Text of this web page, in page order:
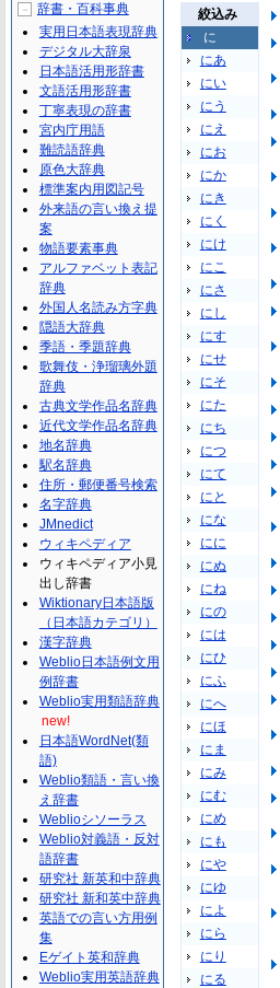
絞込み
に
にあ
にい
にう
にえ
にお
にか
にき
にく
にけ
にこ
にさ
にし
にす
にせ
にそ
にた
にち
につ
にて
にと
にな
にに
にぬ
にね
にの
には
にひ
にふ
にへ
にほ
にま
にみ
にむ
にめ
にも
にや
にゆ
によ
にら
にり
にる
－
辞書・百科事典
実用日本語表現辞典
デジタル大辞泉
日本語活用形辞書
文語活用形辞書
丁寧表現の辞書
宮内庁用語
難読語辞典
原色大辞典
標準案内用図記号
外来語の言い換え提
案
物語要素事典
アルファベット表記
辞典
外国人名読み方字典
隠語大辞典
季語・季題辞典
歌舞伎・浄瑠璃外題
辞典
古典文学作品名辞典
近代文学作品名辞典
地名辞典
駅名辞典
住所・郵便番号検索
名字辞典
JMnedict
ウィキペディア
ウィキペディア小見
出し辞書
Wiktionary日本語版
（日本語カテゴリ）
漢字辞典
Weblio日本語例文用
例辞書
Weblio実用類語辞典
new!
日本語WordNet(類
語)
Weblio類語・言い換
え辞書
Weblioシソーラス
Weblio対義語・反対
語辞書
研究社 新英和中辞典
研究社 新和英中辞典
英語での言い方用例
集
Eゲイト英和辞典
Weblio実用英語辞典